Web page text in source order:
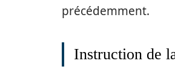
précédemment.
Instruction de